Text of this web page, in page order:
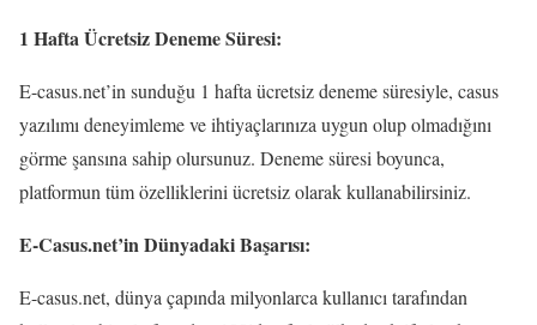
1 Hafta Ücretsiz Deneme Süresi:
E-casus.net’in sunduğu 1 hafta ücretsiz deneme süresiyle, casus
yazılımı deneyimleme ve ihtiyaçlarınıza uygun olup olmadığını
görme şansına sahip olursunuz. Deneme süresi boyunca,
platformun tüm özelliklerini ücretsiz olarak kullanabilirsiniz.
E-Casus.net’in Dünyadaki Başarısı:
E-casus.net, dünya çapında milyonlarca kullanıcı tarafından